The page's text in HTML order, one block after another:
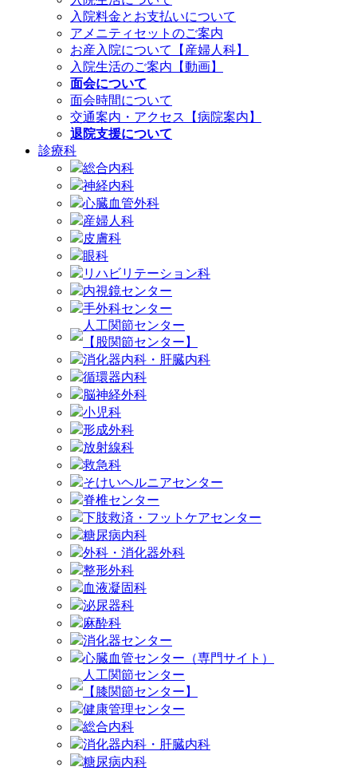
入院料金とお支払いについて
アメニティセットのご案内
お産入院について【産婦人科】
入院生活のご案内【動画】
面会について
面会時間について
交通案内・アクセス【病院案内】
退院支援について
診療科
総合内科
神経内科
心臓血管外科
産婦人科
皮膚科
眼科
リハビリテーション科
内視鏡センター
手外科センター
人工関節センター
【股関節センター】
消化器内科・肝臓内科
循環器内科
脳神経外科
小児科
形成外科
放射線科
救急科
そけいヘルニアセンター
脊椎センター
下肢救済・フットケアセンター
糖尿病内科
外科・消化器外科
整形外科
血液凝固科
泌尿器科
麻酔科
消化器センター
心臓血管センター（専門サイト）
人工関節センター
【膝関節センター】
健康管理センター
総合内科
消化器内科・肝臓内科
糖尿病内科